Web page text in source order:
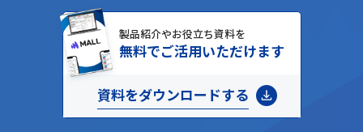
製品紹介やお役立ち資料を
無料でご活用いただけます
資料をダウンロードする